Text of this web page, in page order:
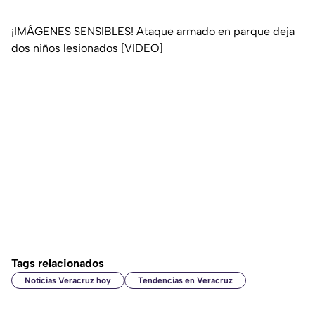
¡IMÁGENES SENSIBLES! Ataque armado en parque deja
dos niños lesionados [VIDEO]
Tags relacionados
Noticias Veracruz hoy Tendencias en Veracruz